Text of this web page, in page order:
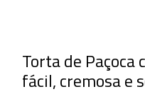
Torta de Paçoca
fácil, cremosa e